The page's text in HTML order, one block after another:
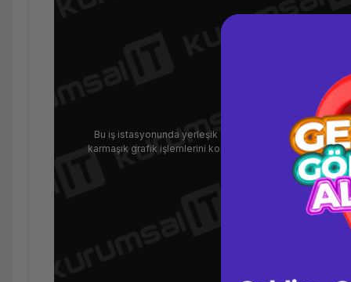
Bu iş istasyonunda yerleşik olarak gelen NVIDIA RTX
karmaşık grafik işlemlerini kolaylıkla yönetir. İleri